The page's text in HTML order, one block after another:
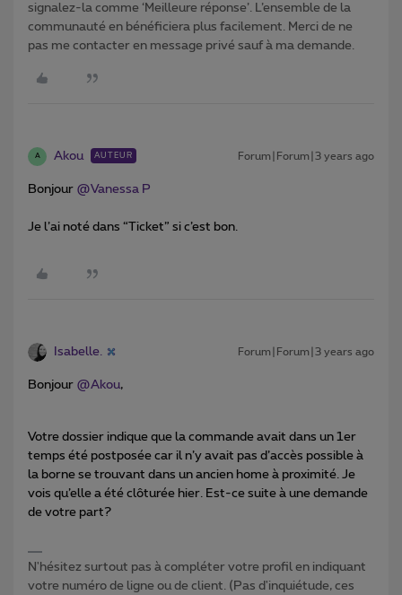
signalez-la comme ‘Meilleure réponse’. L’ensemble de la
communauté en bénéficiera plus facilement. Merci de ne
pas me contacter en message privé sauf à ma demande.
A Akou AUTEUR Forum|Forum|3 years ago
Bonjour @Vanessa P
Je l’ai noté dans “Ticket” si c’est bon.
Isabelle. Forum|Forum|3 years ago
Bonjour @Akou,
Votre dossier indique que la commande avait dans un 1er
temps été postposée car il n’y avait pas d’accès possible à
la borne se trouvant dans un ancien home à proximité. Je
vois qu’elle a été clôturée hier. Est-ce suite à une demande
de votre part?
N'hésitez surtout pas à compléter votre profil en indiquant
votre numéro de ligne ou de client. (Pas d'inquiétude, ces